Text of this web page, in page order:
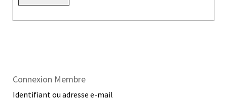
Connexion Membre
Identifiant ou adresse e-mail